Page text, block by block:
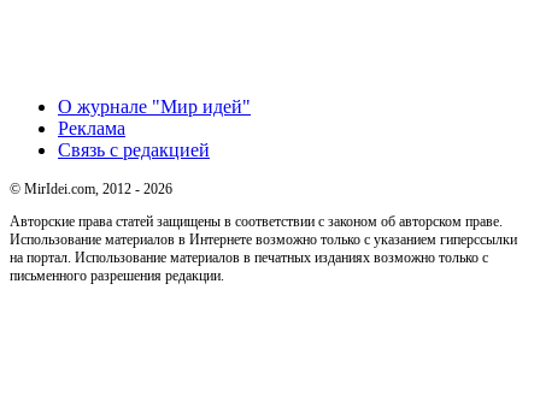
О журнале "Мир идей"
Реклама
Связь с редакцией
© MirIdei.com, 2012 - 2026
Авторские права статей защищены в соответствии с законом об авторском праве.
Использование материалов в Интернете возможно только с указанием гиперссылки
на портал. Использование материалов в печатных изданиях возможно только с
письменного разрешения редакции.